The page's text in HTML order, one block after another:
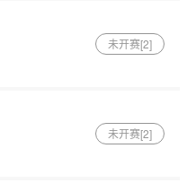
未开赛[2]
未开赛[2]